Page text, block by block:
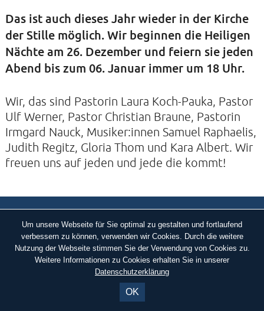
KONZERTE
ALLE TERMINE
SO KOMMEN SIE ZU UNS
UNSER PROFIL
FILM ZUR KIRCHE DER STILLE
FÖRDERVEREIN
ARCHIV
IMPRESSUM
DATENSCHUTZERKLÄRUNG
Das ist auch dieses Jahr wieder in der Kirche
der Stille möglich. Wir beginnen die Heiligen
Nächte am 26. Dezember und feiern sie jeden
Abend bis zum 06. Januar immer um 18 Uhr.
Wir, das sind Pastorin Laura Koch-Pauka, Pastor
Ulf Werner, Pastor Christian Braune, Pastorin
Irmgard Nauck, Musiker:innen Samuel Raphaelis,
Judith Regitz, Gloria Thom und Kara Albert. Wir
freuen uns auf jeden und jede die kommt!
Um unsere Webseite für Sie optimal zu gestalten und fortlaufend
verbessern zu können, verwenden wir Cookies. Durch die weitere
Nutzung der Webseite stimmen Sie der Verwendung von Cookies zu.
Weitere Informationen zu Cookies erhalten Sie in unserer
Datenschutzerklärung
OK